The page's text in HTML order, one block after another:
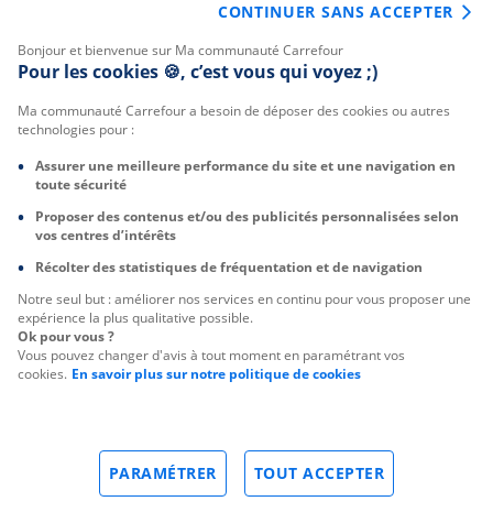
Bonjour et bienvenue sur Ma communauté Carrefour
Pour les cookies 🍪, c’est vous qui voyez ;)
Ma communauté Carrefour a besoin de déposer des cookies ou autres
technologies pour :
Assurer une meilleure performance du site et une navigation en
toute sécurité
Proposer des contenus et/ou des publicités personnalisées selon
vos centres d’intérêts
Récolter des statistiques de fréquentation et de navigation
Notre seul but : améliorer nos services en continu pour vous proposer une
expérience la plus qualitative possible.
Ok pour vous ?
Vous pouvez changer d'avis à tout moment en paramétrant vos
cookies. En savoir plus sur notre politique de cookies
TOUT ACCEPTER
PARAMÉTRER
CONTINUER SANS ACCEPTER